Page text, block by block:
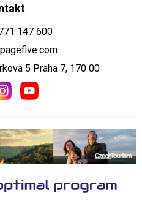
147 600
5 Praha 7, 170 00